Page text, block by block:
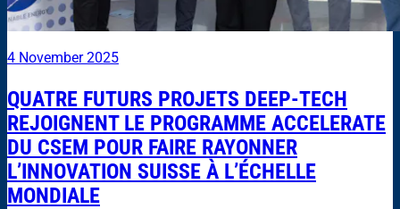
4 November 2025
QUATRE FUTURS PROJETS DEEP-TECH
REJOIGNENT LE PROGRAMME ACCELERATE
DU CSEM POUR FAIRE RAYONNER
L’INNOVATION SUISSE À L’ÉCHELLE
MONDIALE